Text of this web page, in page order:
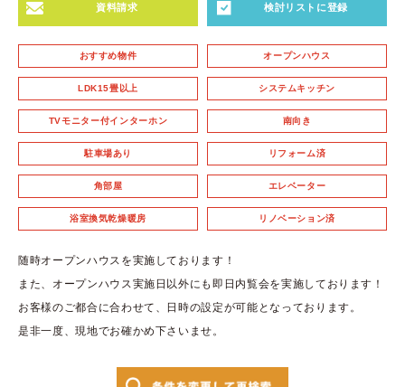
資料請求 検討リストに登録
おすすめ物件 オープンハウス
LDK15畳以上 システムキッチン
TVモニター付インターホン 南向き
駐車場あり リフォーム済
角部屋 エレベーター
浴室換気乾燥暖房 リノベーション済
随時オープンハウスを実施しております！
また、オープンハウス実施日以外にも即日内覧会を実施しております！
お客様のご都合に合わせて、日時の設定が可能となっております。
是非一度、現地でお確かめ下さいませ。